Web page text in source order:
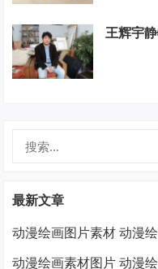
王辉宇
最新文章
动漫绘画图片素材 动漫
动漫绘画素材图片 动漫